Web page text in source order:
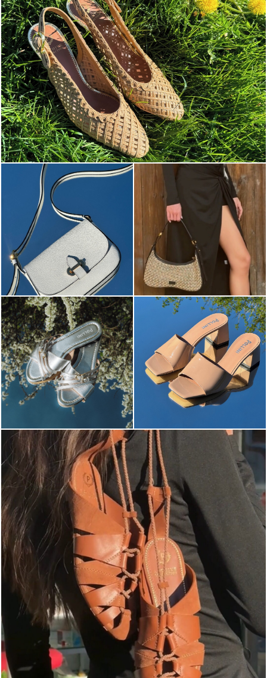
Choose between chunky silhouettes with intriguing we...
Elevate your desire for a last-minute escape with th...